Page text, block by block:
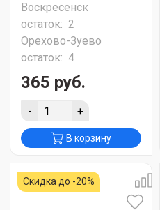
Воскресенск
остаток: 2
Орехово-Зуево
остаток: 4
365 руб.
- +
В корзину
Скидка до -20%